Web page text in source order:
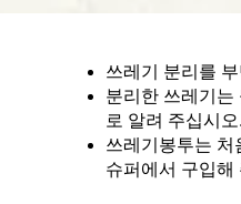
쓰레기 분리를
분리한 쓰레기는
로 알려 주십시오.
쓰레기봉투는 처
슈퍼에서 구입해